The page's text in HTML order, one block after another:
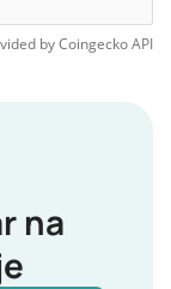
byCoingeckoAPI
na